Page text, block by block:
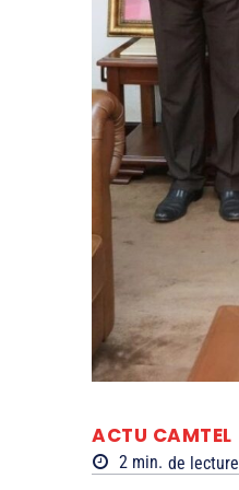
ACTU CAMTEL
2 min. de lecture